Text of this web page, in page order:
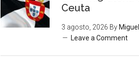
Ceuta
3 agosto, 2026 By
Leave a Comment